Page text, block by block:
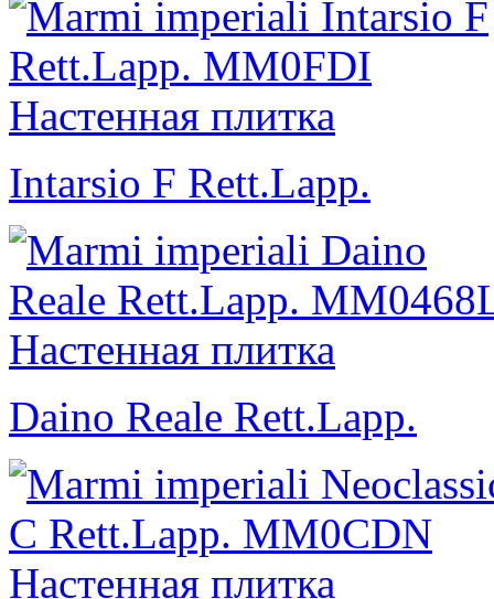
Intarsio F Rett.Lapp.
Daino Reale Rett.Lapp.